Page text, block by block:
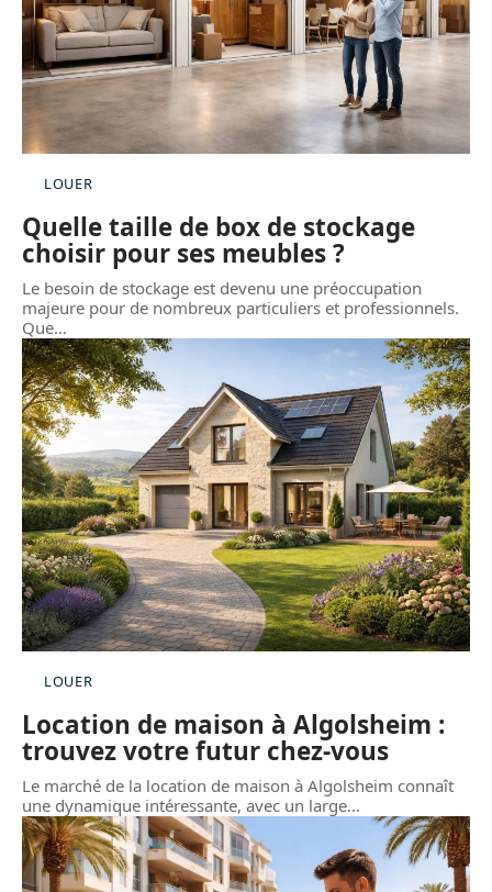
LOUER
Quelle taille de box de stockage
choisir pour ses meubles ?
Le besoin de stockage est devenu une préoccupation
majeure pour de nombreux particuliers et professionnels.
Que…
LOUER
Location de maison à Algolsheim :
trouvez votre futur chez-vous
Le marché de la location de maison à Algolsheim connaît
une dynamique intéressante, avec un large…